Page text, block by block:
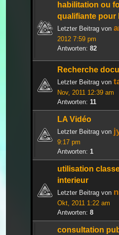
habilitation ou
qualifiante pour
Letzter Beitrag von
2012 7:59 pm
Antworten: 82
Recherche
Letzter Beitrag von
Nov, 2011 12:39 am
Antworten: 11
LA Vidéo
Letzter Beitrag von
9:17 pm
Antworten: 1
utilisation
interieur
Letzter Beitrag von
Okt, 2011 1:22 am
Antworten: 8
consultation